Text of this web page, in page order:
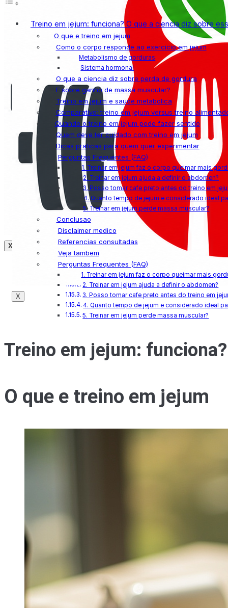
X
X
Treino em jejum: funciona? O que a ciencia diz sobre
O que e treino em jejum
Como o corpo responde ao exercicio em jejum
Metabolismo de gorduras
Sistema hormonal
O que a ciencia diz sobre perda de gordura
E sobre ganho de massa muscular?
Treino em jejum e saude metabolica
Comparativo: treino em jejum versus treino
Quando o treino em jejum pode fazer sentido
Quem deve ter cuidado com treino em jejum
Dicas praticas para quem quer experimentar
Perguntas Frequentes (FAQ)
1. Treinar em jejum faz o corpo queimar mais
2. Treinar em jejum ajuda a definir o abdomen?
3. Posso tomar cafe preto antes do treino em
4. Quanto tempo de jejum e considerado ideal
5. Treinar em jejum perde massa muscular?
Conclusao
Disclaimer medico
Referencias consultadas
Veja tambem
Perguntas Frequentes (FAQ)
1. Treinar em jejum faz o corpo queimar mais
2. Treinar em jejum ajuda a definir o abdomen?
3. Posso tomar cafe preto antes do treino em
4. Quanto tempo de jejum e considerado ideal
5. Treinar em jejum perde massa muscular?
Treino em jejum:
O que e treino em jejum